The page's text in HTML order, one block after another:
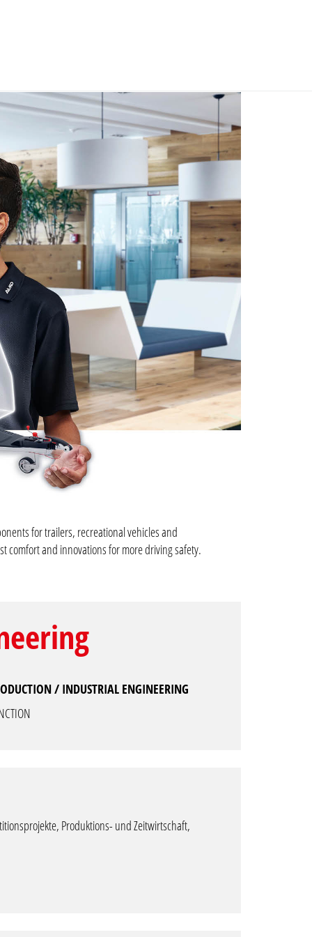
/ INDUSTRIAL ENGINEERING
for trailers, recreational vehicles and
comfort and innovations for more driving safety.
Produktions- und Zeitwirtschaft,